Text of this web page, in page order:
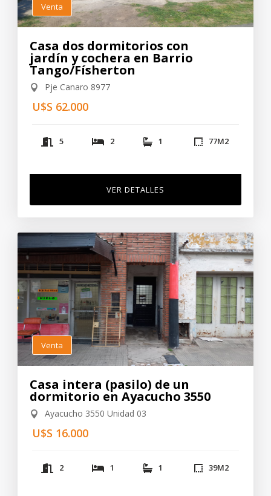
Venta
Casa dos dormitorios con
jardín y cochera en Barrio
Tango/Físherton
Pje Canaro 8977
U$S 62.000
5 2 1 77M2
VER DETALLES
Venta
Casa intera (pasilo) de un
dormitorio en Ayacucho 3550
Ayacucho 3550 Unidad 03
U$S 16.000
2 1 1 39M2